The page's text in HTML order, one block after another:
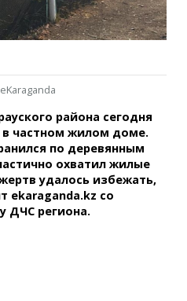
eKaraganda
района сегодня
частном жилом доме.
по деревянным
охватил жилые
удалось избежать,
ekaraganda.kz со
ДЧС региона.